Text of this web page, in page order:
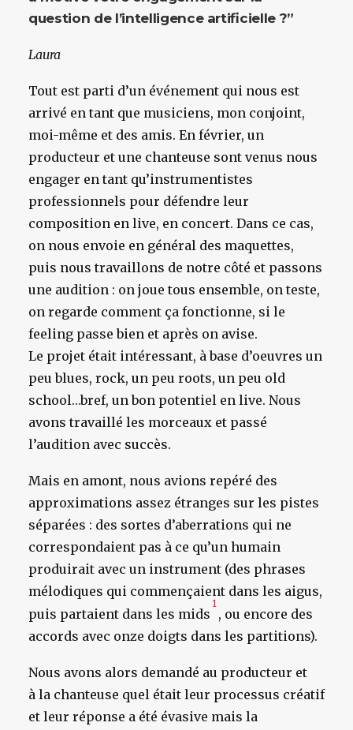
question de l’intelligence artificielle ?”
Laura
Tout est parti d’un événement qui nous est
arrivé en tant que musiciens, mon conjoint,
moi-même et des amis. En février, un
producteur et une chanteuse sont venus nous
engager en tant qu’instrumentistes
professionnels pour défendre leur
composition en live, en concert. Dans ce cas,
on nous envoie en général des maquettes,
puis nous travaillons de notre côté et passons
une audition : on joue tous ensemble, on teste,
on regarde comment ça fonctionne, si le
feeling passe bien et après on avise.
Le projet était intéressant, à base d’oeuvres un
peu blues, rock, un peu roots, un peu old
school…bref, un bon potentiel en live. Nous
avons travaillé les morceaux et passé
l’audition avec succès.
Mais en amont, nous avions repéré des
approximations assez étranges sur les pistes
séparées : des sortes d’aberrations qui ne
correspondaient pas à ce qu’un humain
produirait avec un instrument (des phrases
mélodiques qui commençaient dans les aigus,
puis partaient dans les mids
1
, ou encore des
accords avec onze doigts dans les partitions).
Nous avons alors demandé au producteur et
à la chanteuse quel était leur processus créatif
et leur réponse a été évasive mais la